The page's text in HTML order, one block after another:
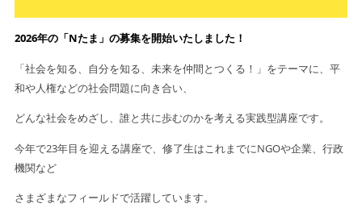
2026年の「Nたま」の募集を開始いたしました！
「社会を知る、自分を知る、未来を仲間とつくる！」をテーマに、平
和や人権などの社会問題に向き合い、
どんな社会をめざし、誰と共に歩むのかを考える実践型講座です。
今年で23年目を迎える講座で、修了生はこれまでにNGOや企業、行政
機関など
さまざまなフィールドで活躍しています。